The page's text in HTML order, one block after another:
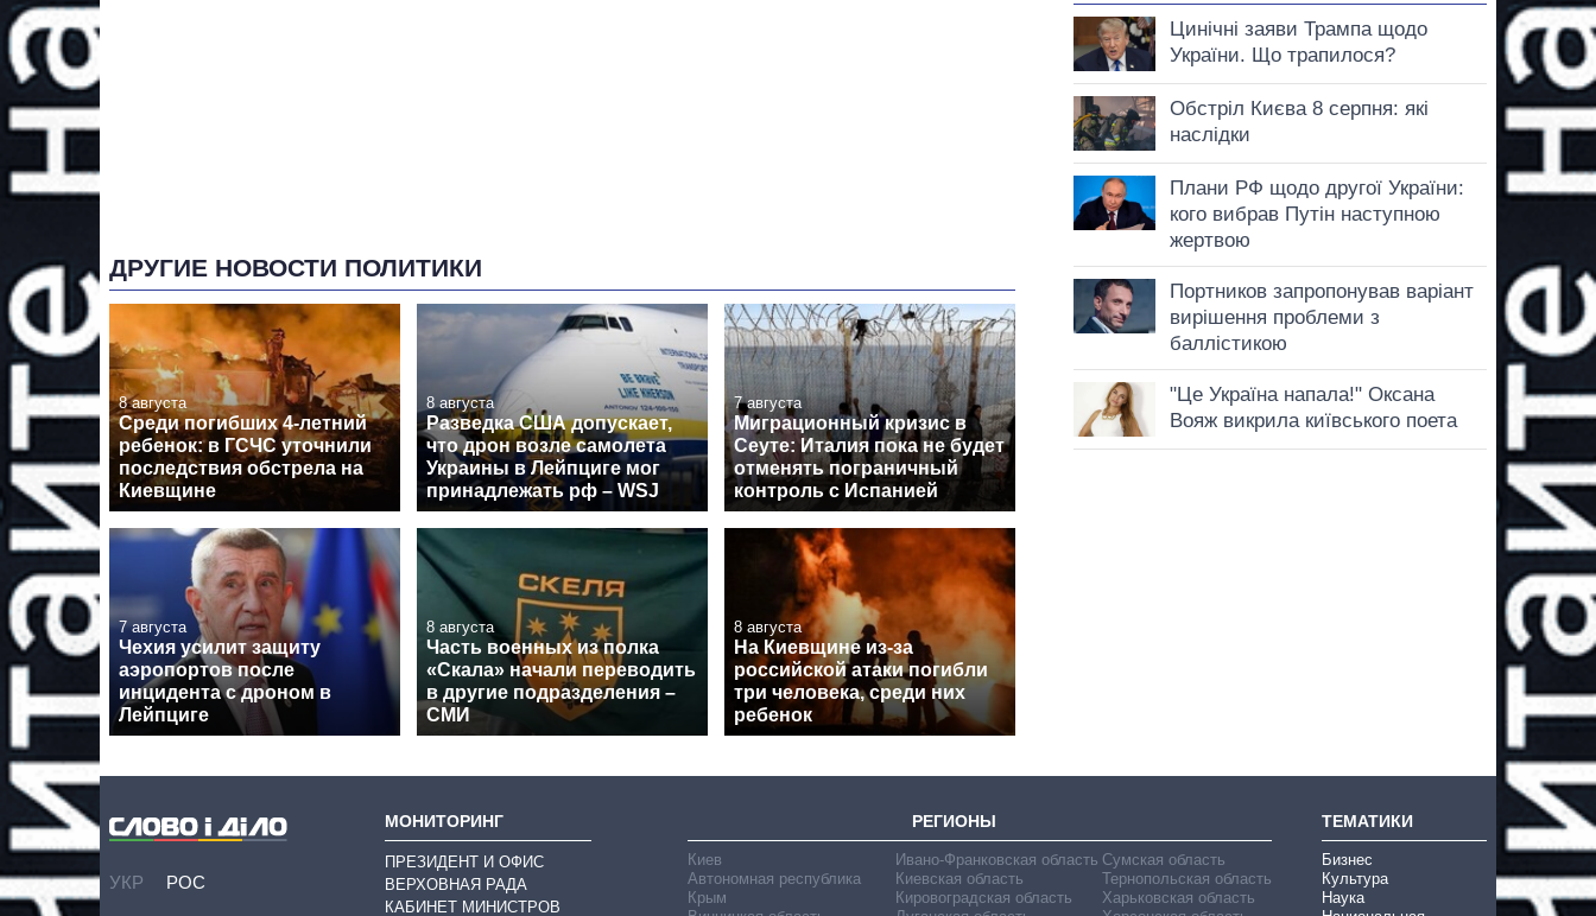
ДРУГИЕ НОВОСТИ ПОЛИТИКИ
8 августа
Среди погибших 4-летний
ребенок: в ГСЧС уточнили
последствия обстрела на
Киевщине
8 августа
Разведка США допускает,
что дрон возле самолета
Украины в Лейпциге мог
принадлежать рф – WSJ
7 августа
Миграционный кризис в
Сеуте: Италия пока не будет
отменять пограничный
контроль с Испанией
7 августа
Чехия усилит защиту
аэропортов после
инцидента с дроном в
Лейпциге
8 августа
Часть военных из полка
«Скала» начали переводить
в другие подразделения –
СМИ
8 августа
На Киевщине из-за
российской атаки погибли
три человека, среди них
ребенок
УКР РОС
МОНИТОРИНГ
ПРЕЗИДЕНТ И ОФИС
ВЕРХОВНАЯ РАДА
КАБИНЕТ МИНИСТРОВ
РЕГИОНЫ
Киев
Автономная республика
Крым
Ивано-Франковская область
Киевская область
Кировоградская область
Сумская область
Тернопольская область
Харьковская область
ТЕМАТИКИ
Бизнес
Культура
Наука